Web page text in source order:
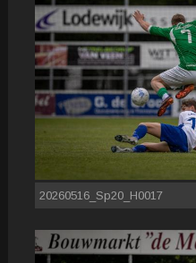
20260516_Sp20_H0017